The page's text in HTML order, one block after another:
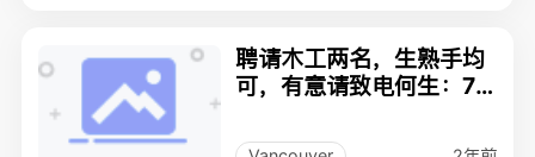
聘请木工两名，生熟手均
可，有意请致电何生：77